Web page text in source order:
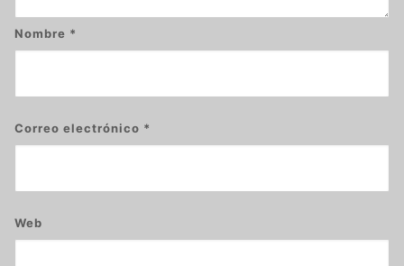
Nombre *
Correo electrónico *
Web